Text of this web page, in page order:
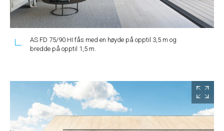
AS FD 75/90.HI fås med en høyde på opptil 3,5 m og
bredde på opptil 1,5 m.